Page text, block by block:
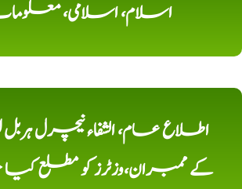
اسلام، اسلامی،
اطلاع عام، الشفاء نیچرل ہربل
کے ممبران،وزٹرز کو مطلع